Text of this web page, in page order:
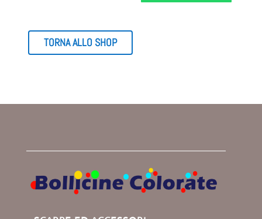
TORNA ALLO SHOP